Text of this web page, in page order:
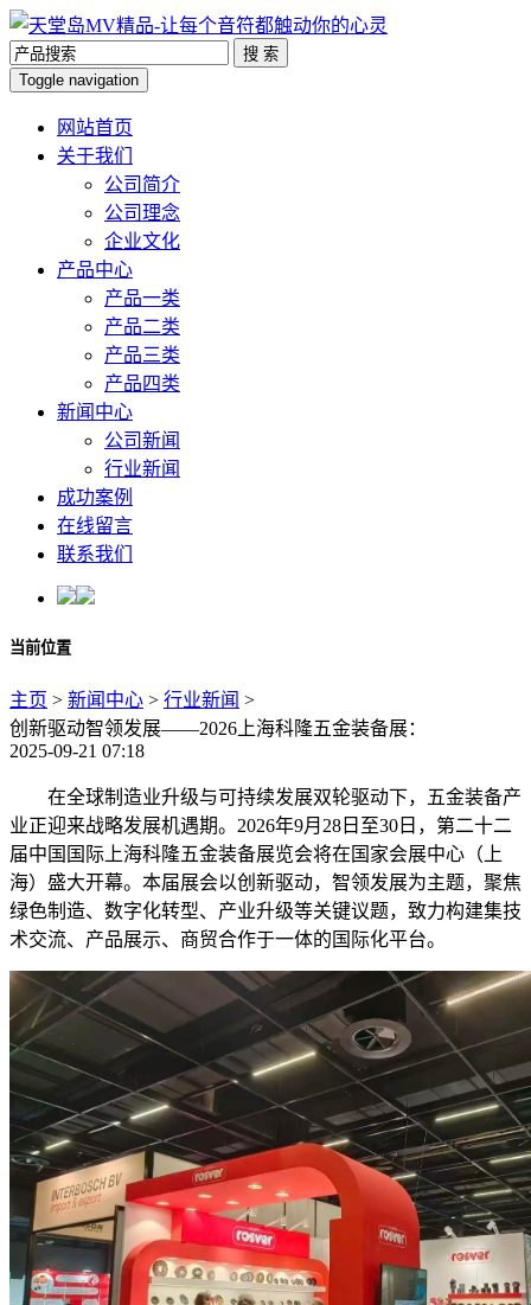
搜 索
Toggle navigation
网站首页
关于我们
公司简介
公司理念
企业文化
产品中心
产品一类
产品二类
产品三类
产品四类
新闻中心
公司新闻
行业新闻
成功案例
在线留言
联系我们
当前位置
主页 > 新闻中心 > 行业新闻 >
创新驱动智领发展——2026上海科隆五金装备展：
2025-09-21 07:18
在全球制造业升级与可持续发展双轮驱动下，五金装备产
业正迎来战略发展机遇期。2026年9月28日至30日，第二十二
届中国国际上海科隆五金装备展览会将在国家会展中心（上
海）盛大开幕。本届展会以创新驱动，智领发展为主题，聚焦
绿色制造、数字化转型、产业升级等关键议题，致力构建集技
术交流、产品展示、商贸合作于一体的国际化平台。